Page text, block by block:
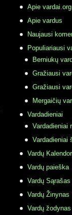
Apie vardai.org
Apie vardus
Naujausi
Populiariausi
Berniukų
Gražiausi
Gražiausi
Mergaičių
Vardadieniai
Vardadieniai
Vardadieniai
Vardų
Vardų paieška
Vardų Sąrašas
Vardų Žinynas
Vardų